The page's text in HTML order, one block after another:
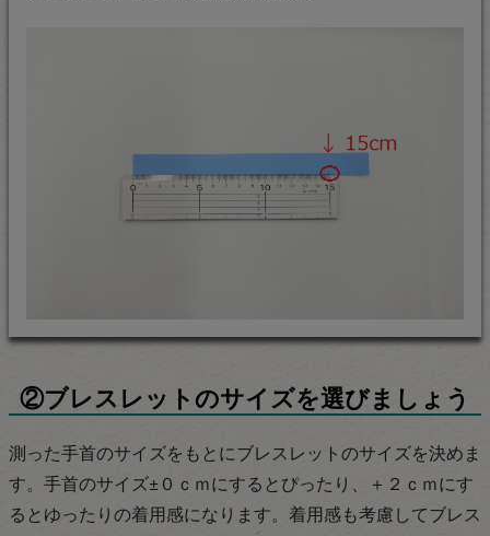
②ブレスレットのサイズを選びましょう
測った手首のサイズをもとにブレスレットのサイズを決めま
す。手首のサイズ±０ｃｍにするとぴったり、＋２ｃｍにす
るとゆったりの着用感になります。着用感も考慮してブレス